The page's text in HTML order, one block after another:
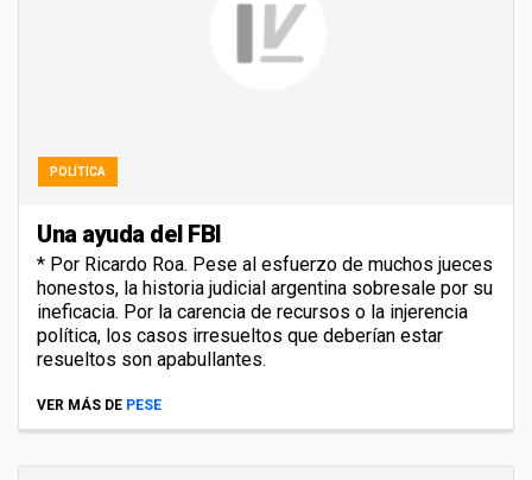
POLÍTICA
Una ayuda del FBI
* Por Ricardo Roa. Pese al esfuerzo de muchos jueces
honestos, la historia judicial argentina sobresale por su
ineficacia. Por la carencia de recursos o la injerencia
política, los casos irresueltos que deberían estar
resueltos son apabullantes.
VER MÁS DE PESE